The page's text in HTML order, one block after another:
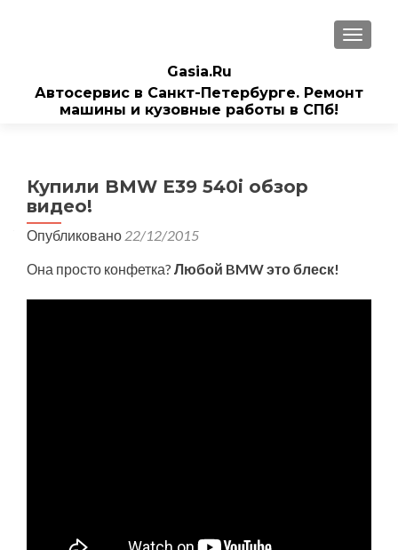
Gasia.Ru
Автосервис в Санкт-Петербурге. Ремонт
машины и кузовные работы в СПб!
Купили BMW E39 540i обзор
видео!
Опубликовано 22/12/2015
Она просто конфетка? Любой BMW это блеск!